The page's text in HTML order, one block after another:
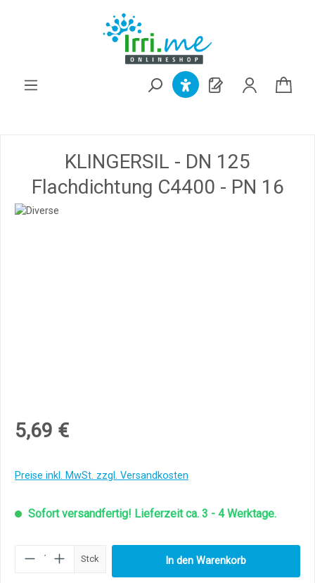
KLINGERSIL - DN 125
Flachdichtung C4400 - PN 16
5,69 €
Preise inkl. MwSt. zzgl. Versandkosten
Sofort versandfertig! Lieferzeit ca. 3 - 4 Werktage.
Produkt Anzahl: Gib den gewünschten
Stck In den Warenkorb